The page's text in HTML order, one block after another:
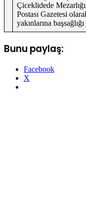
Çiceklidede
Postası Gazetesi
yakınlarına
Bunu paylaş:
Facebook
X